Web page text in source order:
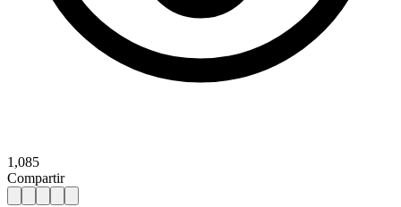
1,085
Compartir